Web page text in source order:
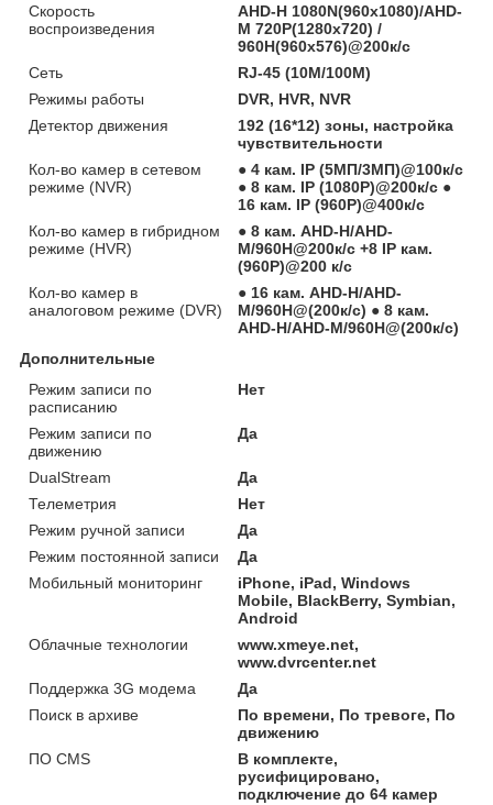
Скорость
воспроизведения
AHD-H 1080N(960x1080)/AHD-
M 720P(1280x720) /
960Н(960x576)@200к/c
Сеть
RJ-45 (10M/100М)
Режимы работы
DVR, HVR, NVR
Детектор движения
192 (16*12) зоны, настройка
чувствительности
Кол-во камер в сетевом
режиме (NVR)
● 4 кам. IP (5МП/3МП)@100к/с
● 8 кам. IP (1080P)@200к/с ●
16 кам. IP (960P)@400к/с
Кол-во камер в гибридном
режиме (HVR)
● 8 кам. AHD-H/AHD-
M/960H@200к/с +8 IP кам.
(960P)@200 к/с
Кол-во камер в
аналоговом режиме (DVR)
● 16 кам. AHD-H/AHD-
M/960H@(200к/с) ● 8 кам.
AHD-H/AHD-M/960H@(200к/с)
Дополнительные
Режим записи по
расписанию
Нет
Режим записи по
движению
Да
DualStream
Да
Телеметрия
Нет
Режим ручной записи
Да
Режим постоянной записи
Да
Мобильный мониторинг
iPhone, iPad, Windows
Mobile, BlackBerry, Symbian,
Android
Облачные технологии
www.xmeye.net,
www.dvrcenter.net
Поддержка 3G модема
Да
Поиск в архиве
По времени, По тревоге, По
движению
ПО CMS
В комплекте,
русифицировано,
подключение до 64 камер